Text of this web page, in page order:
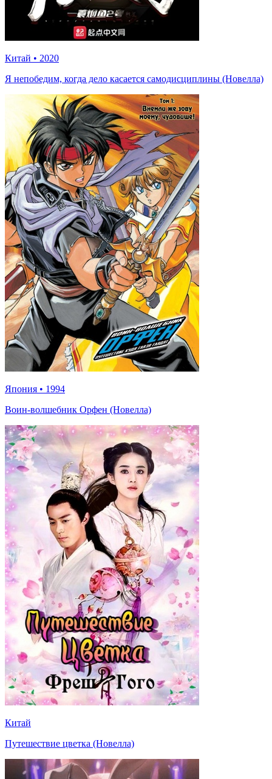
Китай • 2020
Я непобедим, когда дело касается самодисциплины (Новелла)
Япония • 1994
Воин-волшебник Орфен (Новелла)
Китай
Путешествие цветка (Новелла)